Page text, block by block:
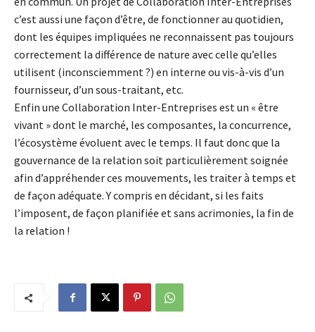
c’est aussi une façon d’être, de fonctionner au quotidien,
dont les équipes impliquées ne reconnaissent pas toujours
correctement la différence de nature avec celle qu’elles
utilisent (inconsciemment ?) en interne ou vis-à-vis d’un
fournisseur, d’un sous-traitant, etc.
Enfin une Collaboration Inter-Entreprises est un « être
vivant » dont le marché, les composantes, la concurrence,
l’écosystème évoluent avec le temps. Il faut donc que la
gouvernance de la relation soit particulièrement soignée
afin d’appréhender ces mouvements, les traiter à temps et
de façon adéquate. Y compris en décidant, si les faits
l’imposent, de façon planifiée et sans acrimonies, la fin de
la relation !